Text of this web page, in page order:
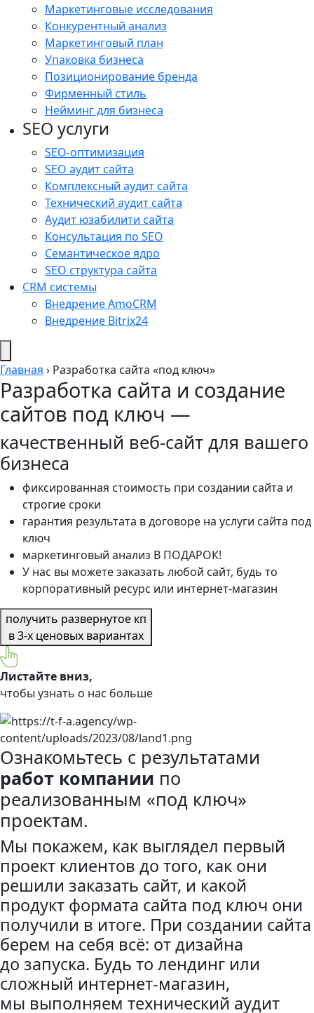
Маркетинговые исследования
Конкурентный анализ
Маркетинговый план
Упаковка бизнеса
Позиционирование бренда
Фирменный стиль
Нейминг для бизнеса
SEO услуги
SEO-оптимизация
SEO аудит сайта
Комплексный аудит сайта
Технический аудит сайта
Аудит юзабилити сайта
Консультация по SEO
Семантическое ядро
SEO структура сайта
CRM системы
Внедрение AmoCRM
Внедрение Bitrix24
Главная › Разработка сайта «под ключ»
Разработка сайта и создание
сайтов под ключ —
качественный веб-сайт для вашего
бизнеса
фиксированная стоимость при создании сайта и
строгие сроки
гарантия результата в договоре на услуги сайта под
ключ
маркетинговый анализ В ПОДАРОК!
У нас вы можете заказать любой сайт, будь то
корпоративный ресурс или интернет-магазин
получить развернутое кп
в 3-х ценовых вариантах
Листайте вниз,
чтобы узнать о нас больше
Ознакомьтесь с результатами
работ компании по
реализованным «под ключ»
проектам.
Мы покажем, как выглядел первый
проект клиентов до того, как они
решили заказать сайт, и какой
продукт формата сайта под ключ они
получили в итоге. При создании сайта
берем на себя всё: от дизайна
до запуска. Будь то лендинг или
сложный интернет-магазин,
мы выполняем технический аудит